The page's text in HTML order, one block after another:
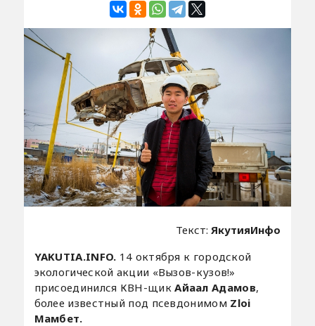
Текст: ЯкутияИнфо
YAKUTIA.INFO. 14 октября к городской
экологической акции «Вызов-кузов!»
присоединился КВН-щикАйаал Адамов,
более известный под псевдонимом Zloi
Мамбет.